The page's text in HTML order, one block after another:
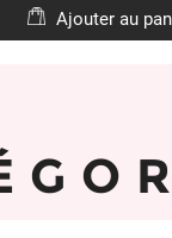
Ajouter au